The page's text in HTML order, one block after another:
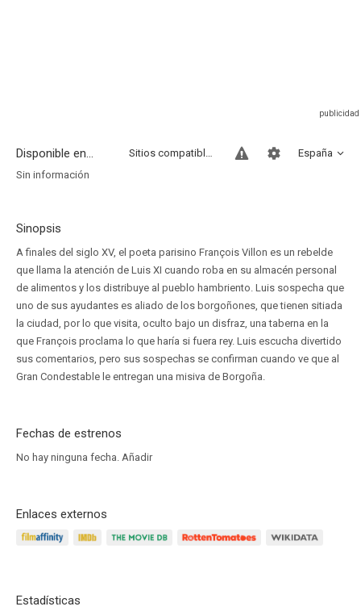
Disponible en... España
Sitios compatibles
Sin información
Sinopsis
A finales del siglo XV, el poeta parisino François Villon es un rebelde
que llama la atención de Luis XI cuando roba en su almacén personal
de alimentos y los distribuye al pueblo hambriento. Luis sospecha que
uno de sus ayudantes es aliado de los borgoñones, que tienen sitiada
la ciudad, por lo que visita, oculto bajo un disfraz, una taberna en la
que François proclama lo que haría si fuera rey. Luis escucha divertido
sus comentarios, pero sus sospechas se confirman cuando ve que al
Gran Condestable le entregan una misiva de Borgoña.
Fechas de estrenos
No hay ninguna fecha. Añadir
Enlaces externos
Estadísticas